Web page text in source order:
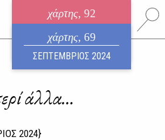
χάρτης, 92
ηλεκτρονικό περιοδικό
ΑΥΓΟΥΣΤΟΣ 2026
χάρτης, 69
ΣΕΠΤΕΜΒΡΙΟΣ 2024
άλλα...
2024}